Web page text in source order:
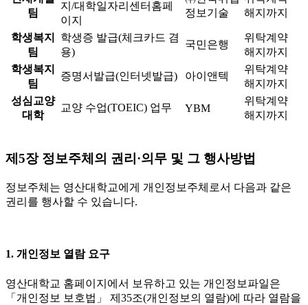
팀
지/대학일자리센터홈페
이지
정보기술
해지까지
학생복지
팀
학생증 발급(체크카드 겸
용)
국민은행
위탁계약
해지까지
학생복지
팀
증명서발급(인터넷발급) 아이앤텍
위탁계약
해지까지
성심교양
대학
교양 수업(TOEIC) 업무 YBM
위탁계약
해지까지
제5장 정보주체의 권리·의무 및 그 행사방법
정보주체는 영산대학교에게 개인정보주체로서 다음과 같은
권리를 행사할 수 있습니다.
1. 개인정보 열람 요구
영산대학교 홈페이지에서 보유하고 있는 개인정보파일은
「개인정보 보호법」 제35조(개인정보의 열람)에 따라 열람을